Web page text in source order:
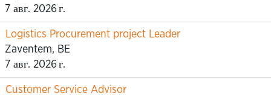
7 авг. 2026 г.
Logistics Procurement project Leader
Zaventem, BE
7 авг. 2026 г.
Customer Service Advisor